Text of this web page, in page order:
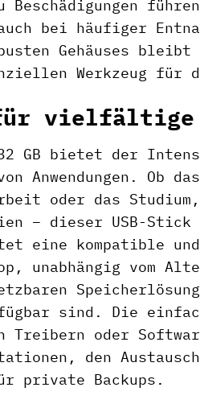
bei häufiger
Gehäuses
Werkzeug für
vielfältige
GB bietet der
Ob
oder das
– dieser USB-
eine kompatible und
unabhängig vom
sind. Die
oder
den
private Backups.